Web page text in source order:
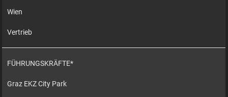
Wien
Vertrieb
FÜHRUNGSKRÄFTE*
Graz EKZ City Park